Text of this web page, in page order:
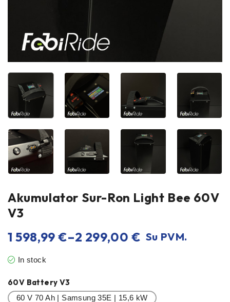
Akumulator Sur-Ron Light Bee 60V
V3
1 598,99€–2 299,00€ Su PVM.
In stock
60V Battery V3
60 V 70 Ah | Samsung 35E | 15,6 kW